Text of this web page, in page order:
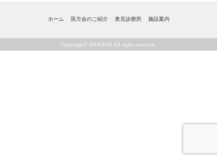
ホーム 医方会のご紹介 奥見診療所 施設案内
Copyright© IHOUKAI All rights reserved.